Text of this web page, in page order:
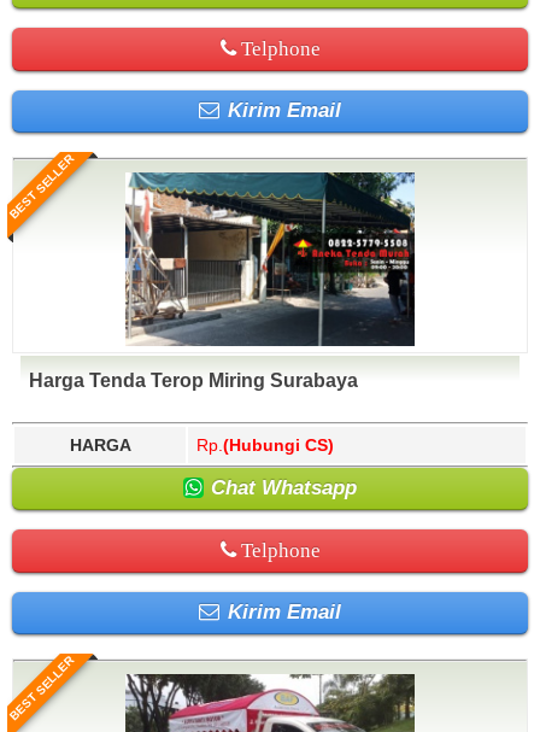
Telphone
Kirim Email
BEST SELLER
Harga Tenda Terop Miring Surabaya
HARGA Rp. (Hubungi CS)
Chat Whatsapp
Telphone
Kirim Email
BEST SELLER